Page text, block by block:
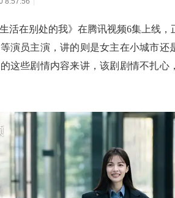
活在别处的我》在腾讯视频6集上线
演员主演，讲的则是女主在小城市还
这些剧情内容来讲，该剧剧情不扎心